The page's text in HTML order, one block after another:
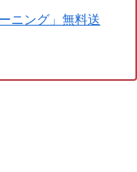
ニング」無料送